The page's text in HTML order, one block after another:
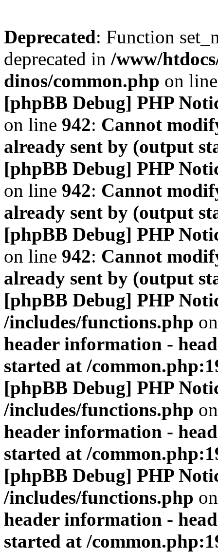
Deprecated: Function
deprecated in /www/
dinos/common.php on
[phpBB Debug] PHP
on line 942: Cannot
already sent by (output
[phpBB Debug] PHP
on line 942: Cannot
already sent by (output
[phpBB Debug] PHP
on line 942: Cannot
already sent by (output
[phpBB Debug] PHP
/includes/functions.php
header information -
started at /
[phpBB Debug] PHP
/includes/functions.php
header information -
started at /
[phpBB Debug] PHP
/includes/functions.php
header information -
started at /